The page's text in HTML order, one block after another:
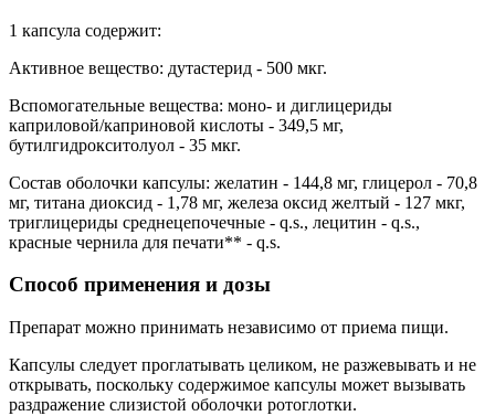
1 капсула содержит:
Активное вещество: дутастерид - 500 мкг.
Вспомогательные вещества: моно- и диглицериды
каприловой/каприновой кислоты - 349,5 мг,
бутилгидрокситолуол - 35 мкг.
Состав оболочки капсулы: желатин - 144,8 мг, глицерол - 70,8
мг, титана диоксид - 1,78 мг, железа оксид желтый - 127 мкг,
триглицериды среднецепочечные - q.s., лецитин - q.s.,
красные чернила для печати** - q.s.
Способ применения и дозы
Препарат можно принимать независимо от приема пищи.
Капсулы следует проглатывать целиком, не разжевывать и не
открывать, поскольку содержимое капсулы может вызывать
раздражение слизистой оболочки ротоглотки.